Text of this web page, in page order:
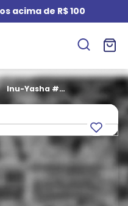
acima de R$ 100
Inu-Yasha #